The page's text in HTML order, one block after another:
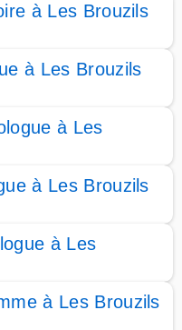
à Les Brouzils
à Les Brouzils
à Les
à Les Brouzils
à Les
à Les Brouzils